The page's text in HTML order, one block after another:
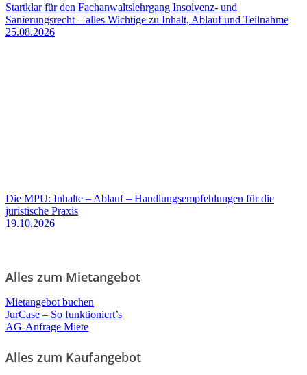
Startklar für den Fachanwaltslehrgang Insolvenz- und
Sanierungsrecht – alles Wichtige zu Inhalt, Ablauf und Teilnahme
25.08.2026
Die MPU: Inhalte – Ablauf – Handlungsempfehlungen für die
juristische Praxis
19.10.2026
Alles zum Mietangebot
Mietangebot buchen
JurCase – So funktioniert’s
AG-Anfrage Miete
Alles zum Kaufangebot